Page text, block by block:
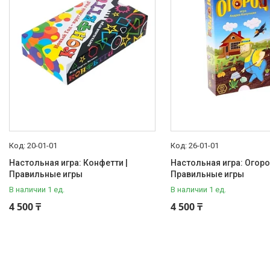
Наши товары
Доставка и оплата
Отзывы
20-01-01
Настольная игра: Конфетти |
Правильные игры
В наличии 1 ед.
4 500 ₸
26-01-01
Настольная игра:
Правильные игры
В наличии 1 ед.
4 500 ₸